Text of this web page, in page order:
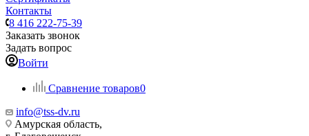
Контакты
8 416 222-75-39
Заказать звонок
Задать вопрос
Войти
Сравнение товаров0
info@tss-dv.ru
Амурская область,